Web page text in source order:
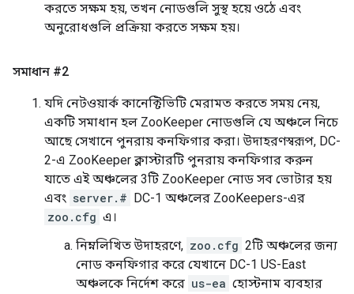
করতে সক্ষম হয়, তখন নোডগুলি সুস্থ হয়ে ওঠে এবং
অনুরোধগুলি প্রক্রিয়া করতে সক্ষম হয়।
সমাধান #2
যদি নেটওয়ার্ক কানেক্টিভিটি মেরামত করতে সময় নেয়,
একটি সমাধান হল ZooKeeper নোডগুলি যে অঞ্চলে নিচে
আছে সেখানে পুনরায় কনফিগার করা। উদাহরণস্বরূপ, DC-
2-এ ZooKeeper ক্লাস্টারটি পুনরায় কনফিগার করুন
যাতে এই অঞ্চলের 3টি ZooKeeper নোড সব ভোটার হয়
এবং server.# DC-1 অঞ্চলের ZooKeepers-এর
zoo.cfg এ।
নিম্নলিখিত উদাহরণে, zoo.cfg 2টি অঞ্চলের জন্য
নোড কনফিগার করে যেখানে DC-1 US-East
অঞ্চলকে নির্দেশ করে us-ea হোস্টনাম ব্যবহার